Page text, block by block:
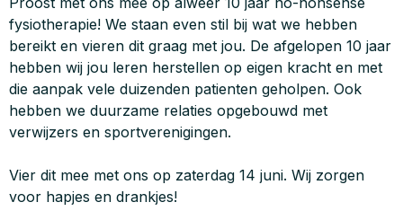
fysiotherapie! We staan even stil bij wat we hebben
bereikt en vieren dit graag met jou. De afgelopen 10 jaar
hebben wij jou leren herstellen op eigen kracht en met
die aanpak vele duizenden patienten geholpen. Ook
hebben we duurzame relaties opgebouwd met
verwijzers en sportverenigingen.
Vier dit mee met ons op zaterdag 14 juni. Wij zorgen
voor hapjes en drankjes!